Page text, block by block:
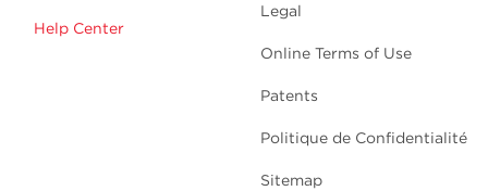
Help Center
Legal
Online Terms of Use
Patents
Politique de Confidentialité
Sitemap